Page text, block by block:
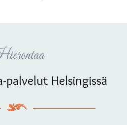
palvelut Helsingissä